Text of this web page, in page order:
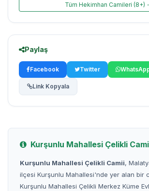
Tüm Hekimhan Camileri (8+)
Paylaş
Facebook Twitter
Link Kopyala
Kurşunlu Mahallesi Çelikli
Kurşunlu Mahallesi Çelikli Camii,
ilçesi Kurşunlu Mahallesi'nde yer alan bir
Kurşunlu Mahallesi Çelikli Merkez Küme